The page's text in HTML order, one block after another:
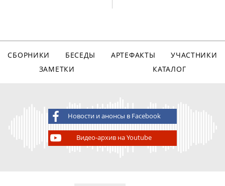
СБОРНИКИ БЕСЕДЫ АРТЕФАКТЫ
УЧАСТНИКИ
ЗАМЕТКИ
КАТАЛОГ
Новости и анонсы в Facebook
Видео-архив на Youtube